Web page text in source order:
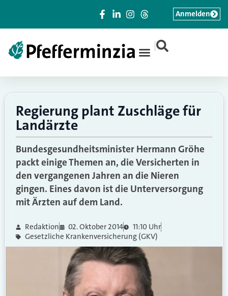
|
Anmelden
Regierung plant Zuschläge für
Landärzte
Bundesgesundheitsminister Hermann Gröhe
packt einige Themen an, die Versicherten in
den vergangenen Jahren an die Nieren
gingen. Eines davon ist die Unterversorgung
mit Ärzten auf dem Land.
Redaktion 02. Oktober 2014
11:10 Uhr
Gesetzliche Krankenversicherung (GKV)